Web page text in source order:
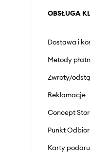
OBSŁUGA
Dostawa i
Metody
Zwroty/
Reklamacje
Concept
Punkt
Karty